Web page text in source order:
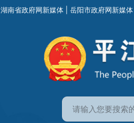
湖南省政府网新媒体 岳阳市政府网新媒体